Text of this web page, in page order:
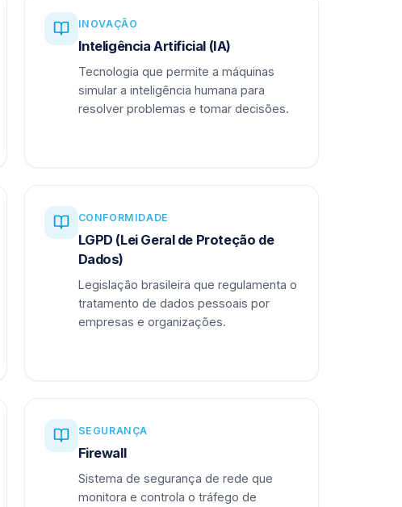
INOVAÇÃO
Inteligência Artificial (IA)
Tecnologia que permite a máquinas
simular a inteligência humana para
resolver problemas e tomar decisões.
CONFORMIDADE
LGPD (Lei Geral de Proteção de
Dados)
Legislação brasileira que regulamenta o
tratamento de dados pessoais por
empresas e organizações.
SEGURANÇA
Firewall
Sistema de segurança de rede que
monitora e controla o tráfego de